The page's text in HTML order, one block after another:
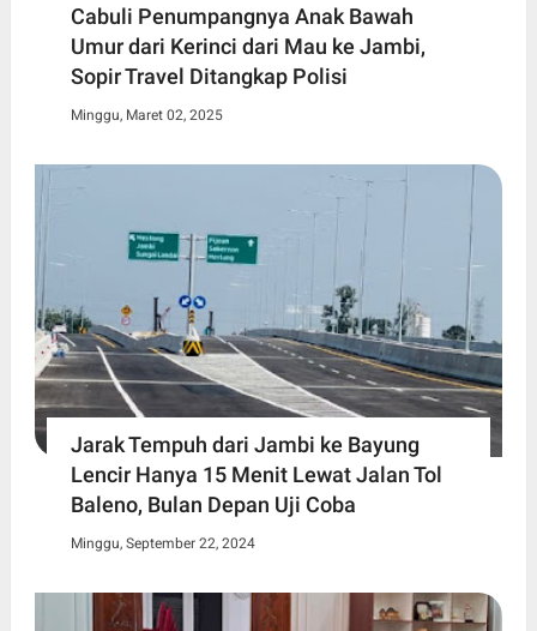
Cabuli Penumpangnya Anak Bawah
Umur dari Kerinci dari Mau ke Jambi,
Sopir Travel Ditangkap Polisi
Minggu, Maret 02, 2025
Jarak Tempuh dari Jambi ke Bayung
Lencir Hanya 15 Menit Lewat Jalan Tol
Baleno, Bulan Depan Uji Coba
Minggu, September 22, 2024